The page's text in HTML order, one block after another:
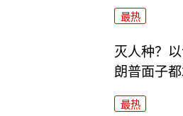
最热
灭人种？
朗普面子都
最热